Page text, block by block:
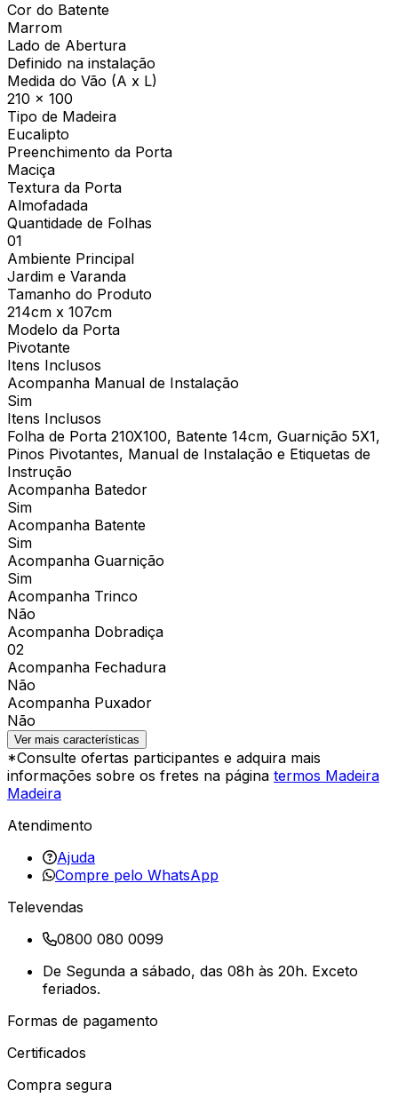
Cor do Batente
Marrom
Lado de Abertura
Definido na instalação
Medida do Vão (A x L)
210 x 100
Tipo de Madeira
Eucalipto
Preenchimento da Porta
Maciça
Textura da Porta
Almofadada
Quantidade de Folhas
01
Ambiente Principal
Jardim e Varanda
Tamanho do Produto
214cm x 107cm
Modelo da Porta
Pivotante
Itens Inclusos
Acompanha Manual de Instalação
Sim
Itens Inclusos
Folha de Porta 210X100, Batente 14cm, Guarnição 5X1,
Pinos Pivotantes, Manual de Instalação e Etiquetas de
Instrução
Acompanha Batedor
Sim
Acompanha Batente
Sim
Acompanha Guarnição
Sim
Acompanha Trinco
Não
Acompanha Dobradiça
02
Acompanha Fechadura
Não
Acompanha Puxador
Não
Ver mais características
*Consulte ofertas participantes e adquira mais
informações sobre os fretes na página termos Madeira
Madeira
Atendimento
Ajuda
Compre pelo WhatsApp
Televendas
0800 080 0099
De Segunda a sábado, das 08h às 20h. Exceto
feriados.
Formas de pagamento
Certificados
Compra segura